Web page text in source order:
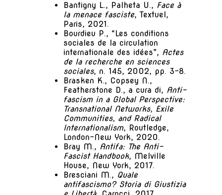
Bantigny L., Palheta U., Face à
la menace fasciste, Textuel,
Paris, 2021.
Bourdieu P., “Les conditions
sociales de la circulation
internationale des idées”, Actes
de la recherche en sciences
sociales, n. 145, 2002, pp. 3-8.
Brasken K., Copsey N.,
Featherstone D., a cura di, Anti-
fascism in a Global Perspective:
Transnational Networks, Exile
Communities, and Radical
Internationalism, Routledge,
London-New York, 2020.
Bray M., Antifa: The Anti-
Fascist Handbook, Melville
House, New York, 2017.
Bresciani M., Quale
antifascismo? Storia di Giustizia